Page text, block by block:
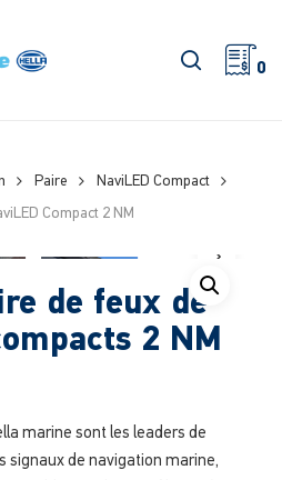
0
Paire
NaviLED Compact
Compact 2 NM
de feux de
2 NM
marine sont les leaders de
signaux de navigation marine,